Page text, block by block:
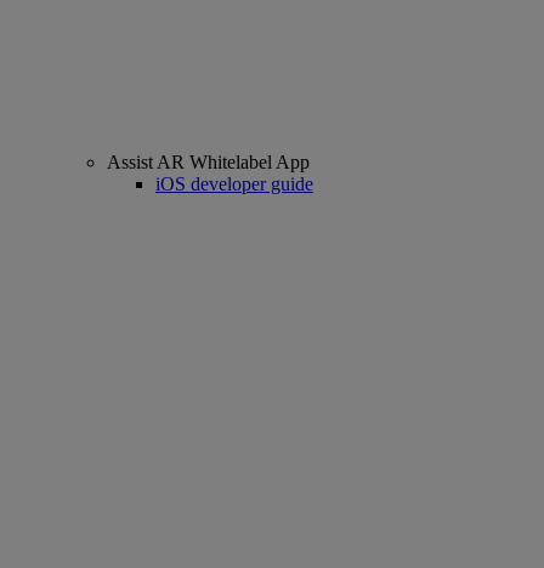
Assist AR Whitelabel App
iOS developer guide